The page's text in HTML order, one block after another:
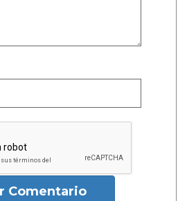
Comentario